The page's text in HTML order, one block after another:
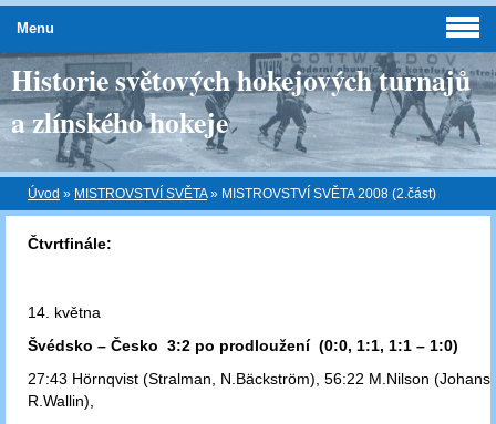
Historie světových hokejových turnajů
a zlínského hokeje
Úvod » MISTROVSTVÍ SVĚTA» MISTROVSTVÍ SVĚTA 2008 (2.část)
Čtvrtfinále:
14. května
Švédsko – Česko 3:2 po prodloužení (0:0, 1:1, 1:1 – 1:0)
27:43 Hörnqvist (Stralman, N.Bäckström), 56:22 M.Nilson
R.Wallin),
Menu